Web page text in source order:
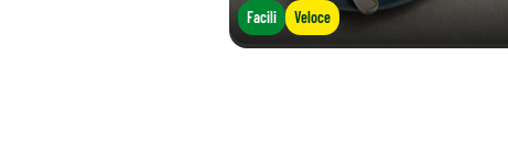
Facili Veloce